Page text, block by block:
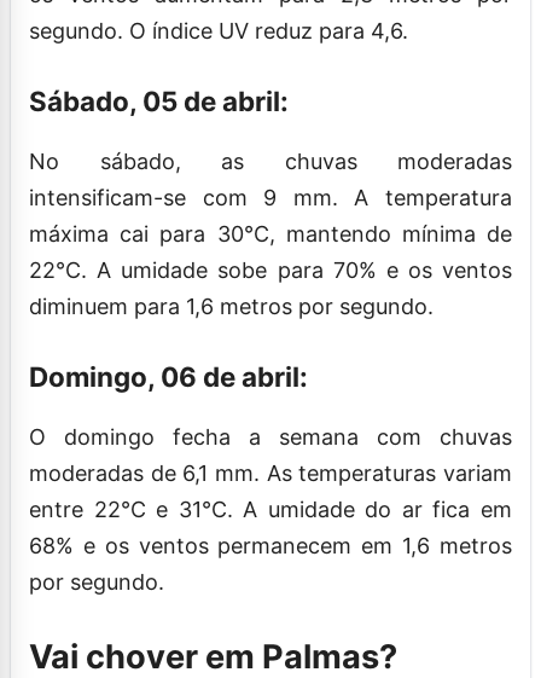
segundo. O índice UV reduz para 4,6.
Sábado, 05 de abril:
No sábado, as chuvas moderadas
intensificam-se com 9 mm. A temperatura
máxima cai para 30°C, mantendo mínima de
22°C. A umidade sobe para 70% e os ventos
diminuem para 1,6 metros por segundo.
Domingo, 06 de abril:
O domingo fecha a semana com chuvas
moderadas de 6,1 mm. As temperaturas variam
entre 22°C e 31°C. A umidade do ar fica em
68% e os ventos permanecem em 1,6 metros
por segundo.
Vai chover em Palmas?